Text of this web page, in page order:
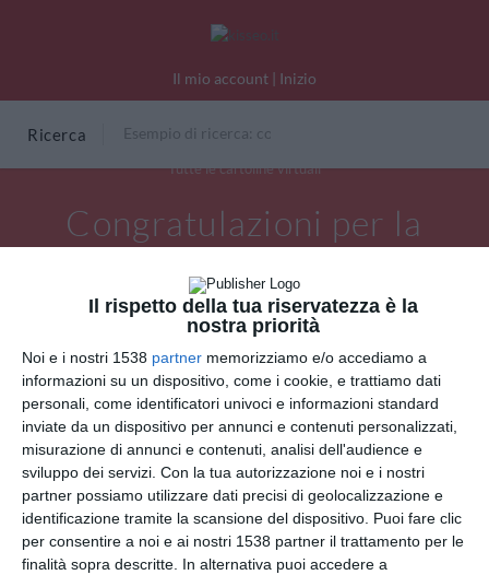
Il rispetto della tua riservatezza è la
nostra priorità
Noi e i nostri 1538 partner memorizziamo e/o accediamo a
informazioni su un dispositivo, come i cookie, e trattiamo dati
personali, come identificatori univoci e informazioni standard
inviate da un dispositivo per annunci e contenuti personalizzati,
misurazione di annunci e contenuti, analisi dell'audience e
sviluppo dei servizi. Con la tua autorizzazione noi e i nostri
partner possiamo utilizzare dati precisi di geolocalizzazione e
identificazione tramite la scansione del dispositivo. Puoi fare clic
per consentire a noi e ai nostri 1538 partner il trattamento per le
finalità sopra descritte. In alternativa puoi accedere a
Il mio account | Inizio
Ricerca
Tutte le cartoline virtuali
Congratulazioni per la
pensione
INVIA QUESTA CARTOLINA